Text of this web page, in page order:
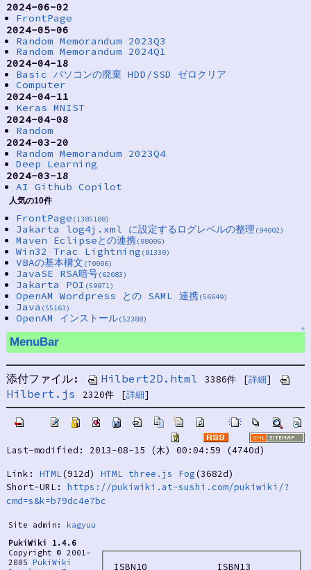
2024-06-02
FrontPage
2024-05-06
Random Memorandum 2023Q3
Random Memorandum 2024Q1
2024-04-18
Basic パソコンの廃棄 HDD/SSD ゼロクリア
Computer
2024-04-11
Keras MNIST
2024-04-08
Random
2024-03-20
Random Memorandum 2023Q4
Deep Learning
2024-03-18
AI Github Copilot
人気の10件
FrontPage (1385188)
Jakarta log4j.xml に設定するログレベルの整理 (94002)
Maven Eclipseとの連携(88006)
Win32 Trac Lightning (81330)
VBAの基本構文 (70006)
JavaSE RSA暗号(62083)
Jakarta POI (59971)
OpenAM Wordpress との SAML 連携(56649)
Java (55163)
OpenAM インストール(52388)
↑
MenuBar
添付ファイル: Hilbert2D.html 3386件 [詳細]
Hilbert.js 2320件 [詳細]
Last-modified: 2013-08-15 (木) 00:04:59 (4740d)
Link: HTML (912d) HTML three.js Fog (3682d)
Short-URL: https://pukiwiki.at-sushi.com/pukiwiki/?
cmd=s&k=b79dc4e7bc
Site admin:
kagyuu
PukiWiki 1.4.6
Copyright © 2001-
2005 PukiWiki
ISBN10 ISBN13